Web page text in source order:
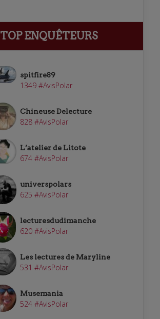
TOP ENQUÊTEURS
spitfire89
1349 #AvisPolar
Chineuse Delecture
828 #AvisPolar
L’atelier de Litote
674 #AvisPolar
universpolars
625 #AvisPolar
lecturesdudimanche
620 #AvisPolar
Les lectures de Maryline
531 #AvisPolar
Musemania
524 #AvisPolar